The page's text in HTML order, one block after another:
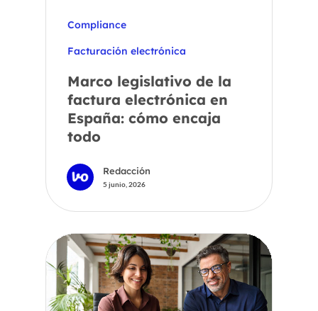
Compliance
Facturación electrónica
Marco legislativo de la
factura electrónica en
España: cómo encaja
todo
Redacción
5 junio, 2026